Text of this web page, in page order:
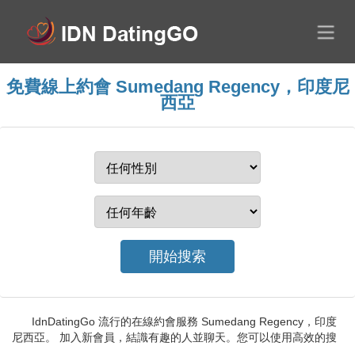
免費線上約會 Sumedang Regency，印度尼
西亞
IdnDatingGo 流行的在線約會服務 Sumedang Regency，印度
尼西亞。 加入新會員，結識有趣的人並聊天。您可以使用高效的搜